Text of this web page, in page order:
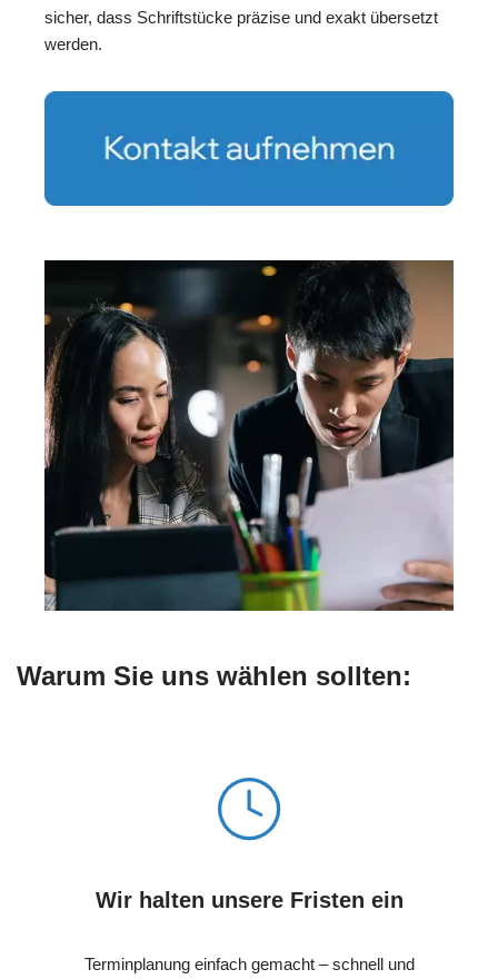
sicher, dass Schriftstücke präzise und exakt übersetzt
werden.
Warum Sie uns wählen sollten:
Wir halten unsere Fristen ein
Terminplanung einfach gemacht – schnell und